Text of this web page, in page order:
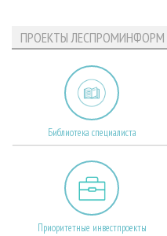
ПРОЕКТЫ ЛЕСПРОМИНФОРМ
Библиотека специалиста
Приоритетные инвестпроекты